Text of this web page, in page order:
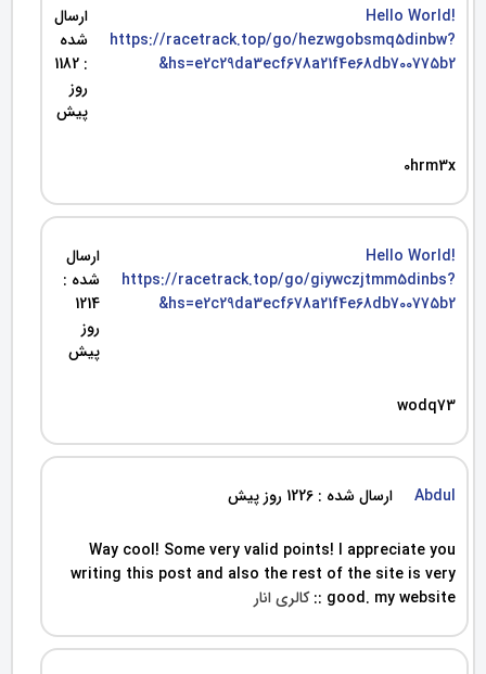
Hello World!
https://racetrack.top/go/hezwgobsmq5dinbw?
hs=e2c29da3ecf678a21f4e68db700775b2&
ارسال
شده
: 1182
روز
پیش
0hrm3x
Hello World!
https://racetrack.top/go/giywczjtmm5dinbs?
hs=e2c29da3ecf678a21f4e68db700775b2&
ارسال
شده :
1214
روز
پیش
wodq73
Abdul ارسال شده : 1226 روز پیش
Way cool! Some very valid points! I appreciate you
writing this post and also the rest of the site is very
good. my website ::
کالری انار